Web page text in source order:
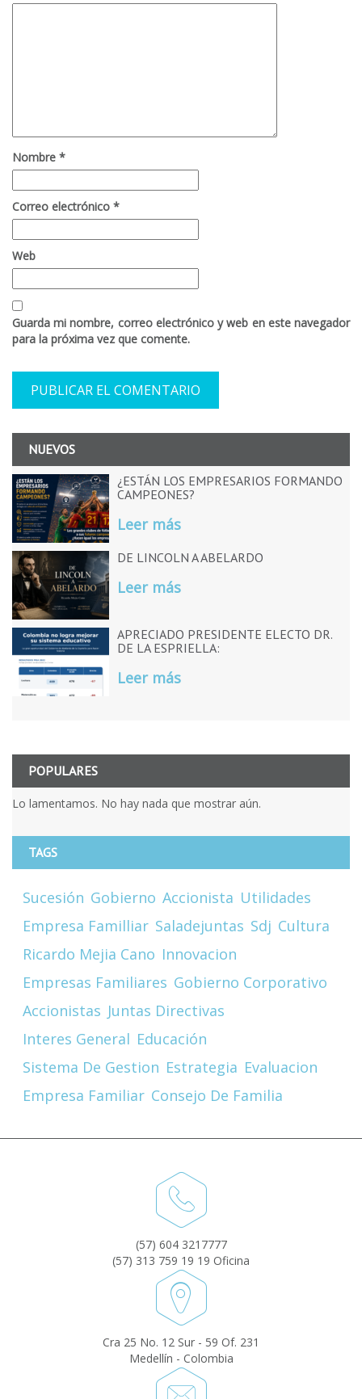
Nombre *
Correo electrónico *
Web
Guarda mi nombre, correo electrónico y web en este navegador
para la próxima vez que comente.
NUEVOS
¿ESTÁN LOS EMPRESARIOS FORMANDO
CAMPEONES?
Leer más
DE LINCOLN A ABELARDO
Leer más
APRECIADO PRESIDENTE ELECTO DR.
DE LA ESPRIELLA:
Leer más
POPULARES
Lo lamentamos. No hay nada que mostrar aún.
TAGS
Sucesión Gobierno Accionista Utilidades
Empresa Familliar Saladejuntas Sdj Cultura
Ricardo Mejia Cano Innovacion
Empresas Familiares Gobierno Corporativo
Accionistas Juntas Directivas
Interes General Educación
Sistema De Gestion Estrategia Evaluacion
Empresa Familiar Consejo De Familia
(57) 604 3217777
(57) 313 759 19 19 Oficina
Cra 25 No. 12 Sur - 59 Of. 231
Medellín - Colombia